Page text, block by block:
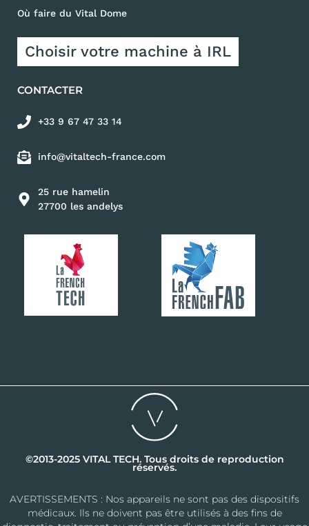
CONTACTER
+33 9 67 47 33 14
info@vitaltech-france.com
25 rue hamelin
27700 les andelys
Où faire du Vital Dome
Choisir votre machine à IRL
©2013-2025 VITAL TECH. Tous droits de reproduction
réservés.
AVERTISSEMENTS : Nos appareils ne sont pas des dispositifs
médicaux. Ils ne doivent pas être utilisés à des fins de